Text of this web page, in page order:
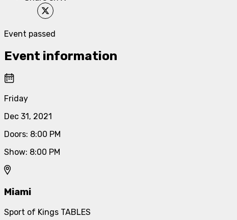
Event passed
Event information
Friday
Dec 31, 2021
Doors: 8:00 PM
Show: 8:00 PM
Miami
Sport of Kings TABLES